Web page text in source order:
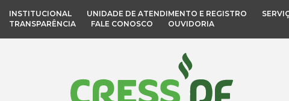
INSTITUCIONAL UNIDADE DE ATENDIMENTO E REGISTRO
TRANSPARÊNCIA
FALE CONOSCO OUVIDORIA